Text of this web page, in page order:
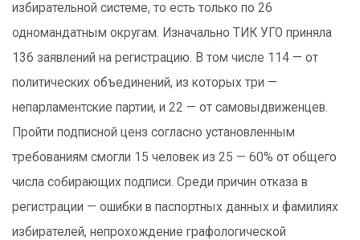
избирательной системе, то есть только по 26
одномандатным округам. Изначально ТИК УГО приняла
136 заявлений на регистрацию. В том числе 114 — от
политических объединений, из которых три —
непарламентские партии, и 22 — от самовыдвиженцев.
Пройти подписной ценз согласно установленным
требованиям смогли 15 человек из 25 — 60% от общего
числа собирающих подписи. Среди причин отказа в
регистрации — ошибки в паспортных данных и фамилиях
избирателей, непрохождение графологической